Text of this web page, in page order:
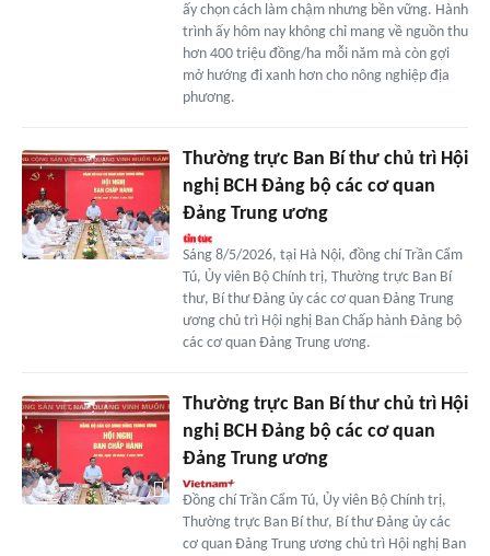
ấy chọn cách làm chậm nhưng bền vững. Hành
trình ấy hôm nay không chỉ mang về nguồn thu
hơn 400 triệu đồng/ha mỗi năm mà còn gợi
mở hướng đi xanh hơn cho nông nghiệp địa
phương.
Thường trực Ban Bí thư chủ trì Hội
nghị BCH Đảng bộ các cơ quan
Đảng Trung ương
Sáng 8/5/2026, tại Hà Nội, đồng chí Trần Cẩm
Tú, Ủy viên Bộ Chính trị, Thường trực Ban Bí
thư, Bí thư Đảng ủy các cơ quan Đảng Trung
ương chủ trì Hội nghị Ban Chấp hành Đảng bộ
các cơ quan Đảng Trung ương.
Thường trực Ban Bí thư chủ trì Hội
nghị BCH Đảng bộ các cơ quan
Đảng Trung ương
Đồng chí Trần Cẩm Tú, Ủy viên Bộ Chính trị,
Thường trực Ban Bí thư, Bí thư Đảng ủy các
cơ quan Đảng Trung ương chủ trì Hội nghị Ban